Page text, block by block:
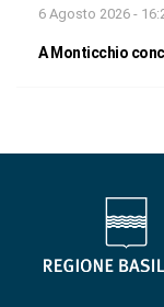
6 Agosto 2026 -
A Monticchio